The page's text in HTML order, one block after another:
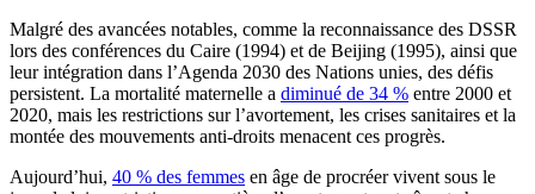
Malgré des avancées notables, comme la reconnaissance des DSSR
lors des conférences du Caire (1994) et de Beijing (1995), ainsi que
leur intégration dans l’Agenda 2030 des Nations unies, des défis
persistent. La mortalité maternelle a diminué de 34 % entre 2000 et
2020, mais les restrictions sur l’avortement, les crises sanitaires et la
montée des mouvements anti-droits menacent ces progrès.
Aujourd’hui, 40 % des femmes en âge de procréer vivent sous le